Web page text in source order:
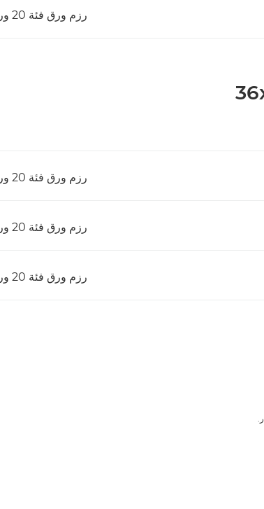
رزم ورق فئة 20 ورقة
رزم ورق فئة 20 ورقة
رزم ورق فئة 20 ورقة
رزم ورق فئة 20 ورقة